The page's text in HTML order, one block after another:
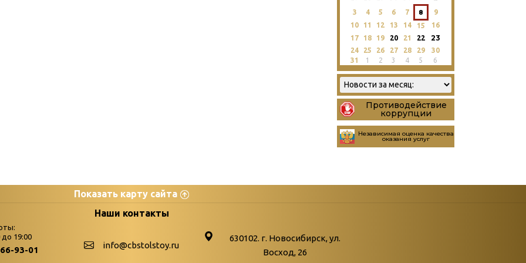
3 4 5 6 7 8
9
10
11 12 13 14 15
16
17
18 19 20 21 22 23
24 25 26 27 28 29
30
31
1 2 3 4 5 6
Противодействие
коррупции
Независимая оценка качества
оказания услуг
Показать карту сайта
palitra
Бюллетень новых поступлений
Война. Народ. Победа.
Наши контакты
до 19:00
93-01 info@cbstolstoy.ru
630102. г. Новосибирск, ул.
Восход, 26